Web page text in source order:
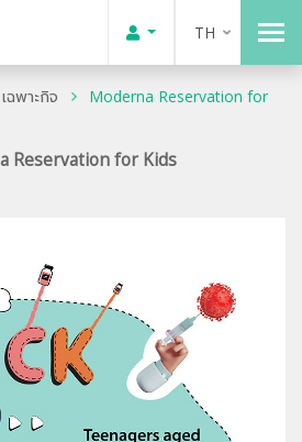
TH
เฉพาะกิจ
Moderna Reservation for
Reservation for Kids